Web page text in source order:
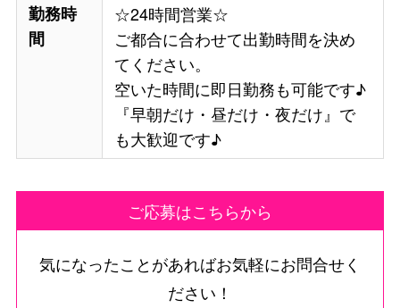
勤務時
間
☆24時間営業☆
ご都合に合わせて出勤時間を決め
てください。
空いた時間に即日勤務も可能です♪
『早朝だけ・昼だけ・夜だけ』で
も大歓迎です♪
ご応募はこちらから
気になったことがあればお気軽にお問合せく
ださい！